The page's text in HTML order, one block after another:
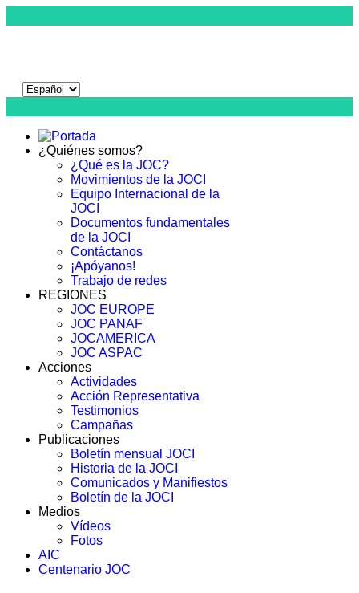
¿Quiénes somos?
¿Qué es la JOC?
Movimientos de la JOCI
Equipo Internacional de la
JOCI
Documentos fundamentales
de la JOCI
Contáctanos
¡Apóyanos!
Trabajo de redes
REGIONES
JOC EUROPE
JOC PANAF
JOCAMERICA
JOC ASPAC
Acciones
Actividades
Acción Representativa
Testimonios
Campañas
Publicaciones
Boletín mensual JOCI
Historia de la JOCI
Comunicados y Manifiestos
Boletín de la JOCI
Medios
Vídeos
Fotos
AIC
Centenario JOC